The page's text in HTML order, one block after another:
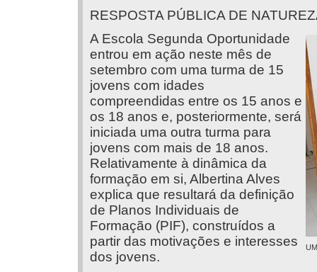
RESPOSTA PÚBLICA DE
A Escola Segunda Oportunidade
entrou em ação neste mês de
setembro com uma turma de 15
jovens com idades
compreendidas entre os 15 anos e
os 18 anos e, posteriormente, será
iniciada uma outra turma para
jovens com mais de 18 anos.
Relativamente à dinâmica da
formação em si, Albertina Alves
explica que resultará da definição
de Planos Individuais de
Formação (PIF), construídos a
partir das motivações e interesses
dos jovens.